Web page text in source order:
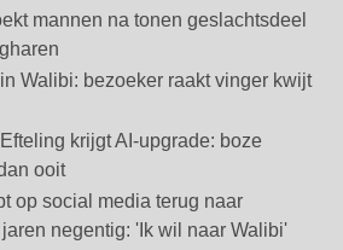
mannen na tonen geslachtsdeel
Walibi: bezoeker raakt vinger kwijt
krijgt AI-upgrade: boze
ooit
op social media terug naar
negentig: 'Ik wil naar Walibi'